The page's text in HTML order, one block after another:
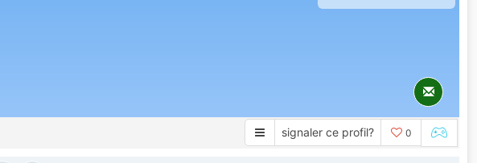
signaler ce profil? 0